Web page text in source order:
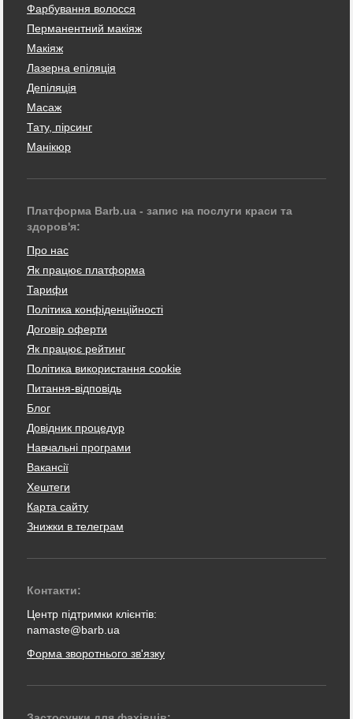
Фарбування волосся
Перманентний макіяж
Макіяж
Лазерна епіляція
Депіляція
Масаж
Тату, пірсинг
Манікюр
Платформа Barb.ua - запис на послуги краси та
здоров'я:
Про нас
Як працює платформа
Тарифи
Політика конфіденційності
Договір оферти
Як працює рейтинг
Політика використання cookie
Питання-відповідь
Блог
Довідник процедур
Навчальні програми
Вакансії
Хештеги
Карта сайту
Знижки в телеграм
Контакти:
Центр підтримки клієнтів:
namaste@barb.ua
Форма зворотнього зв'язку